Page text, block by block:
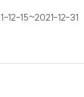
12-15~2021-12-31